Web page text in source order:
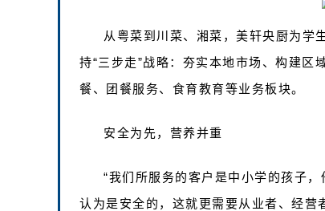
从粤菜到川菜、湘菜，美轩央厨为学
持“三步走”战略：夯实本地市场、构建区
餐、团餐服务、食育教育等业务板块。
安全为先，营养并重
“我们所服务的客户是中小学的孩子
认为是安全的，这就更需要从业者、经营